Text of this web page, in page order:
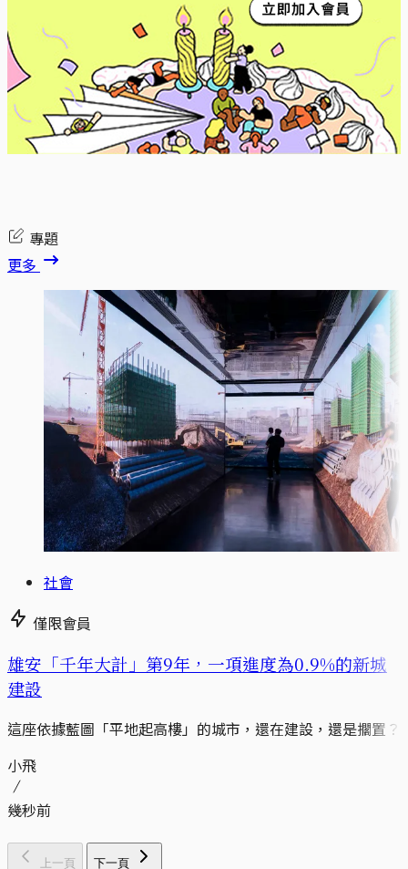
專題
更多
社會
僅限會員
​​雄安「千年大計」第9年，一項進度為0.9%的新城
建設
這座依據藍圖「平地起高樓」的城市，還在建設，還是擱置？
小飛
幾秒前
上一頁 下一頁